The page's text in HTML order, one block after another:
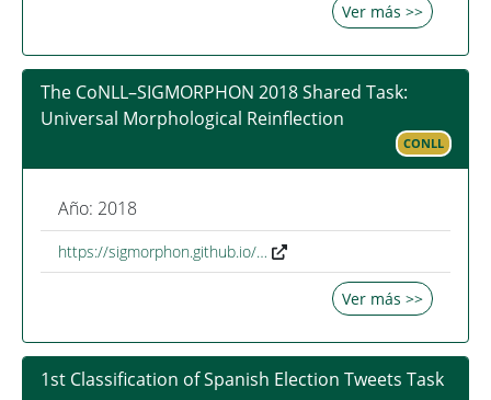
Ver más >>
The CoNLL–SIGMORPHON 2018 Shared Task:
Universal Morphological Reinflection
CONLL
Año: 2018
https://sigmorphon.github.io/…
Ver más >>
1st Classification of Spanish Election Tweets Task